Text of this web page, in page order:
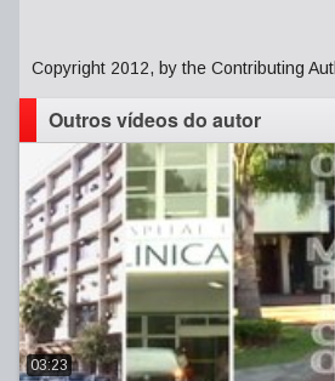
Copyright 2012, by the Contributing
Outros vídeos do autor
03:23